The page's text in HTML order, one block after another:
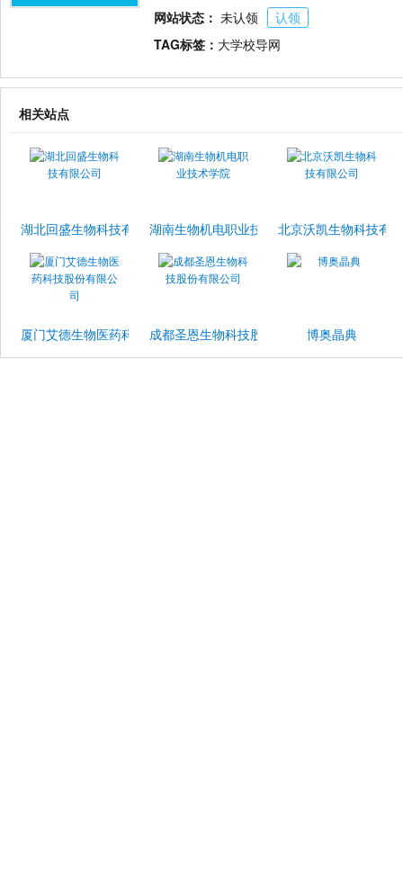
网站状态： 未认领
认领
TAG标签： 大学校导网
相关站点
湖北回盛生物科技有限公司湖南生物机电职业技术学院北京沃凯生物科技有
厦门艾德生物医药科技股份有限公司成都圣恩生物科技股份有限公司博奥晶典